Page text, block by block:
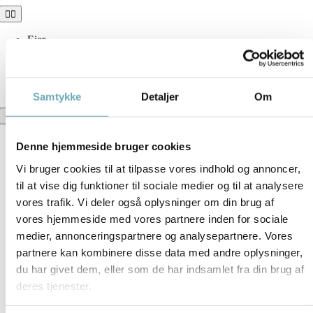
Samtykke Detaljer Om
Denne hjemmeside bruger cookies
Vi bruger cookies til at tilpasse vores indhold og annoncer,
til at vise dig funktioner til sociale medier og til at analysere
vores trafik. Vi deler også oplysninger om din brug af
vores hjemmeside med vores partnere inden for sociale
medier, annonceringspartnere og analysepartnere. Vores
partnere kan kombinere disse data med andre oplysninger,
du har givet dem, eller som de har indsamlet fra din brug af
deres tjenester.
Skip
to
content
Toggle
Navigation
Ejer
Skriv dig på interesseliste
Toggle
Navigation
Tovværket
Boligoversigt
Information
Brochure
Dokumenter
Download plantegning